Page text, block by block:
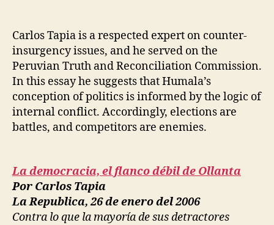
Carlos Tapia is a respected expert on counter-
insurgency issues, and he served on the
Peruvian Truth and Reconciliation Commission.
In this essay he suggests that Humala’s
conception of politics is informed by the logic of
internal conflict. Accordingly, elections are
battles, and competitors are enemies.
La democracia, el flanco débil de Ollanta
Por Carlos Tapia
La Republica, 26 de enero del 2006
Contra lo que la mayoría de sus detractores